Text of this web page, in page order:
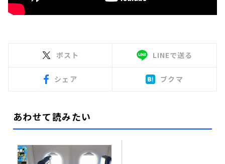
ポスト LINEで送る
シェア ブクマ
あわせて読みたい